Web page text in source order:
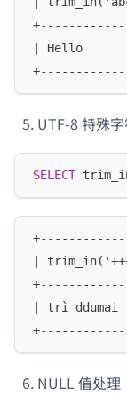
| Hello
UTF-8 特殊
SELECT
|
| ṭṛì
NULL 值处理